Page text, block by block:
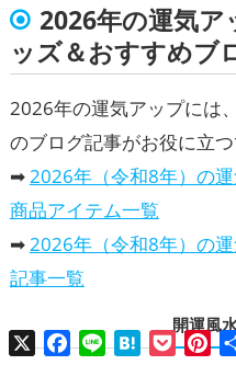
2026年の運気
ッズ＆おすすめブ
2026年の運気アップには
のブログ記事がお役に立つ
➡2026年（令和8年）の
商品アイテム一覧
➡2026年（令和8年）の
記事一覧
開運風
X Facebook
Line HatenaPocket